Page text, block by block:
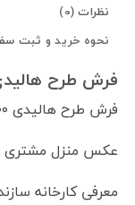
نظرات (0)
نحوه خرید و ثبت
فرش طرح هالیدی ۷۰۰ شانه
فرش طرح هالیدی ۷۰۰ شانه فیلی
عکس منزل مشتری
معرفی کارخانه